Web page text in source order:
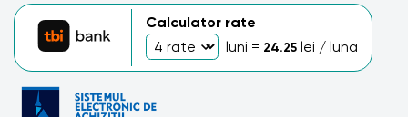
Calculator rate
luni = 24.25 lei / luna